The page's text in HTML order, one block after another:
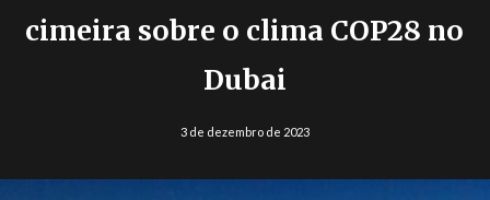
cimeira sobre o clima COP28 no
Dubai
3 de dezembro de 2023